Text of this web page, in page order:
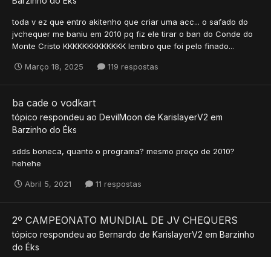
toda v ez que entro akitenho que criar uma acc... o safado do
jvchequer me baniu em 2010 pq fiz ele tirar o ban do Conde do
Monte Cristo KKKKKKKKKKKKK lembro que foi pelo finado...
Março 18, 2025 119 respostas
ba cade o vodkart
tópico respondeu ao DevilMoon de KarislayerV2 em
Barzinho do Éks
sdds boneca, quanto o programa? mesmo preço de 2010?
hehehe
Abril 5, 2021 11 respostas
2º CAMPEONATO MUNDIAL DE JV CHEQUERS
tópico respondeu ao Bernardo de KarislayerV2 em Barzinho
do Éks